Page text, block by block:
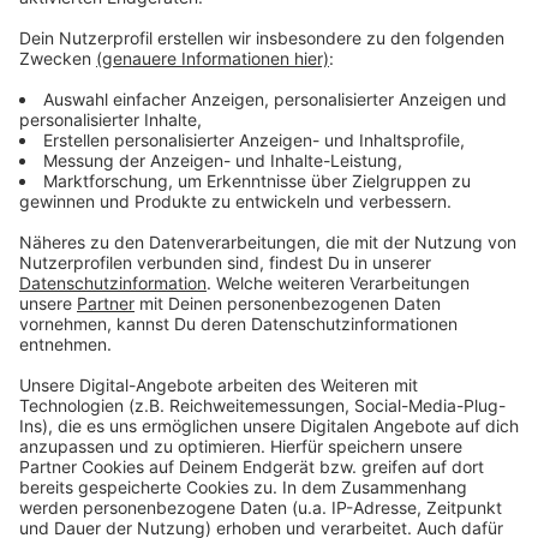
Facts for Fun mit Tom Hoppe
Anzeige
Wenn andere euch nur Fakten, Fakten, Fakten um die
Ohren hauen, packt Tom Hoppe eine Portion Humor
mit rein. Von kurios bis erhellend - hier bekommt ihr die
Fakten einfach etwas anders und erfrischender.
Anzeige
Anzeige